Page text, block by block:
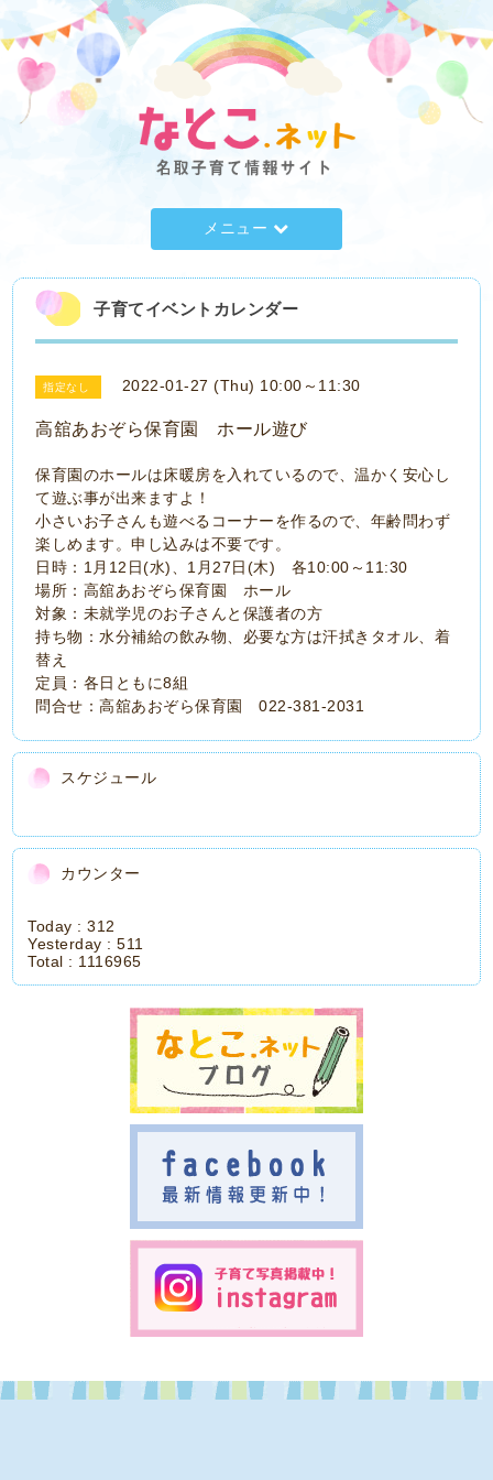
メニュー
子育てイベントカレンダー
指定なし 2022-01-27 (Thu) 10:00～11:30
高舘あおぞら保育園 ホール遊び
保育園のホールは床暖房を入れているので、温かく安心し
て遊ぶ事が出来ますよ！
小さいお子さんも遊べるコーナーを作るので、年齢問わず
楽しめます。申し込みは不要です。
日時：1月12日(水)、1月27日(木) 各10:00～11:30
場所：高舘あおぞら保育園 ホール
対象：未就学児のお子さんと保護者の方
持ち物：水分補給の飲み物、必要な方は汗拭きタオル、着
替え
定員：各日ともに8組
問合せ：高舘あおぞら保育園 022-381-2031
スケジュール
カウンター
Today :312
Yesterday :511
Total : 1116965